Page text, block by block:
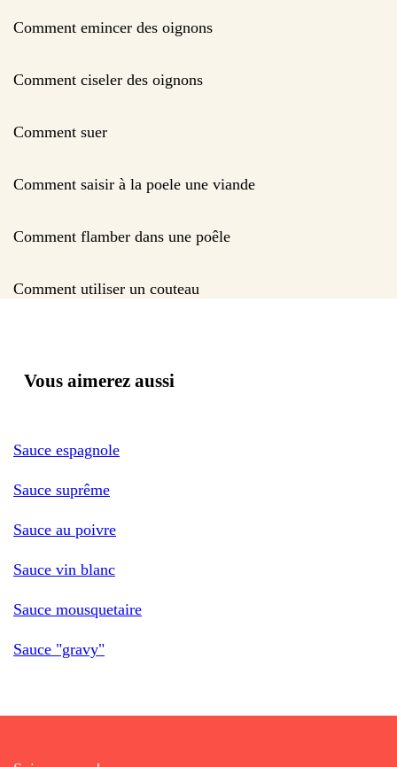
Comment emincer des oignons
Comment ciseler des oignons
Comment suer
Comment saisir à la poele une viande
Comment flamber dans une poêle
Comment utiliser un couteau
Vous aimerez aussi
Sauce espagnole
Sauce suprême
Sauce au poivre
Sauce vin blanc
Sauce mousquetaire
Sauce "gravy"